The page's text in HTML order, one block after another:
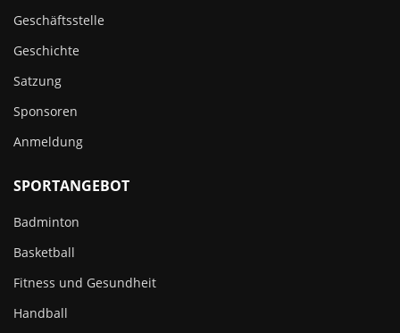
Geschäftsstelle
Geschichte
Satzung
Sponsoren
Anmeldung
SPORTANGEBOT
Badminton
Basketball
Fitness und Gesundheit
Handball